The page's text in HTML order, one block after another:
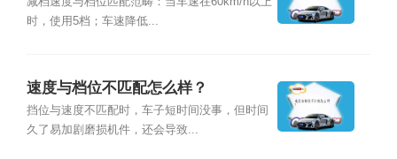
时，使用5档；车速降低...
速度与档位不匹配怎么样？
挡位与速度不匹配时，车子短时间没事，但时间
久了易加剧磨损机件，还会导致...